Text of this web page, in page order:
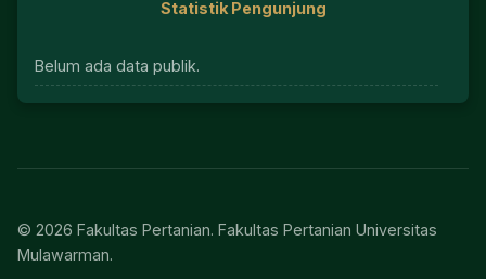
Statistik Pengunjung
Belum ada data publik.
© 2026 Fakultas Pertanian. Fakultas Pertanian Universitas
Mulawarman.